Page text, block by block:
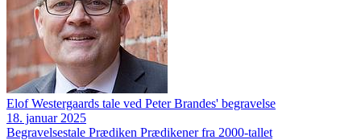
Elof Westergaards tale ved Peter Brandes' begravelse
18. januar 2025
Begravelsestale Prædiken Prædikener fra 2000-tallet